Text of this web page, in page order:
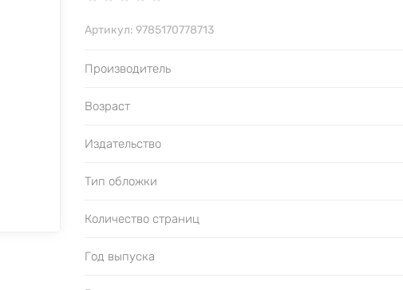
Артикул: 9785170778713
Производитель
Возраст
Издательство
Тип обложки
Количество страниц
Год выпуска